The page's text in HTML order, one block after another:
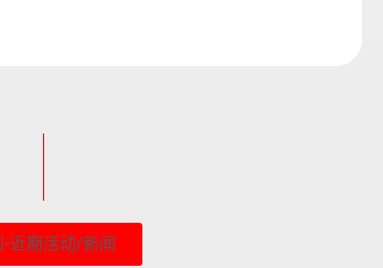
-近期活动/新闻